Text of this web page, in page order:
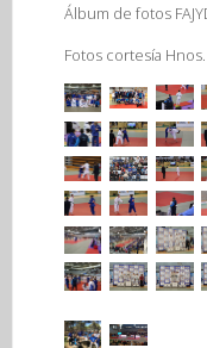
Álbum de fotos
Fotos cortesía